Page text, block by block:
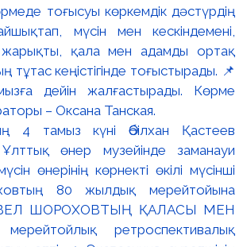
4 тамыз күні Әбілхан Қастеев
өнер музейінде заманауи
өнерінің көрнекті өкілі мүсінші
80 жылдық мерейтойына
ШОРОХОВТЫҢ ҚАЛАСЫ МЕН
ретроспективалық